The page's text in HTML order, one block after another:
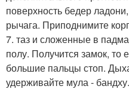
поверхность бедер
рычага. Приподнимите
7. таз и сложенные в
полу. Получится замок, то
большие пальцы стоп.
удерживайте мула -